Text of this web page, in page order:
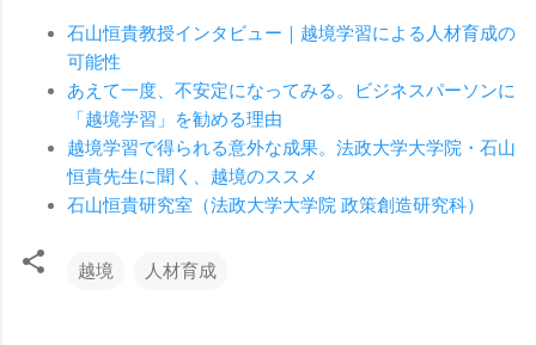
石山恒貴教授インタビュー｜越境学習による人材育成の
可能性
あえて一度、不安定になってみる。ビジネスパーソンに
「越境学習」を勧める理由
越境学習で得られる意外な成果。法政大学大学院・石山
恒貴先生に聞く、越境のススメ
石山恒貴研究室（法政大学大学院 政策創造研究科）
越境 人材育成